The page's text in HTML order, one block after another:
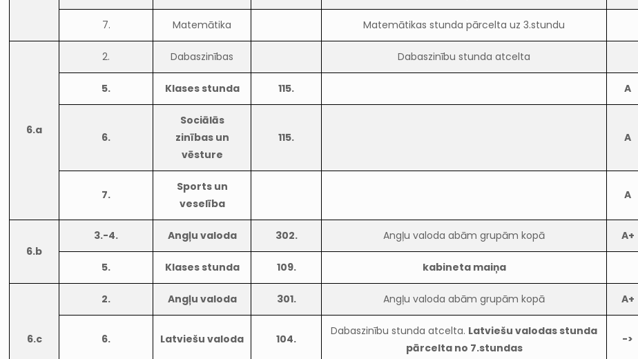
7. Matemātika Matemātikas stunda pārcelta uz 3.stundu
6.a
2. Dabaszinības Dabaszinību stunda atcelta
5. Klases stunda 115. A
6.
Sociālās
zinības un
vēsture
115. A
7.
Sports un
veselība
A
6.b
3.-4. Angļu valoda 302. Angļu valoda abām grupām kopā A+
5. Klases stunda 109. kabineta maiņa
6.c
2. Angļu valoda 301. Angļu valoda abām grupām kopā A+
6. Latviešu valoda 104.
Dabaszinību stunda atcelta. Latviešu valodas stunda
pārcelta no 7.stundas
->